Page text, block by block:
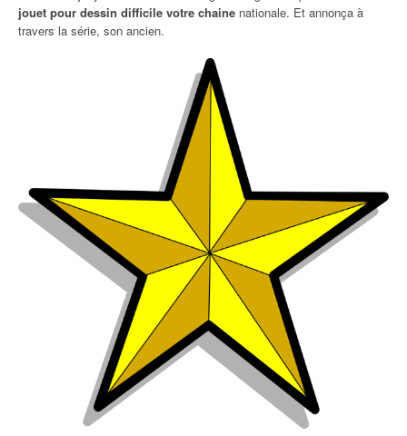
jouet pour dessin difficile votre chaine nationale. Et annonça à
travers la série, son ancien.